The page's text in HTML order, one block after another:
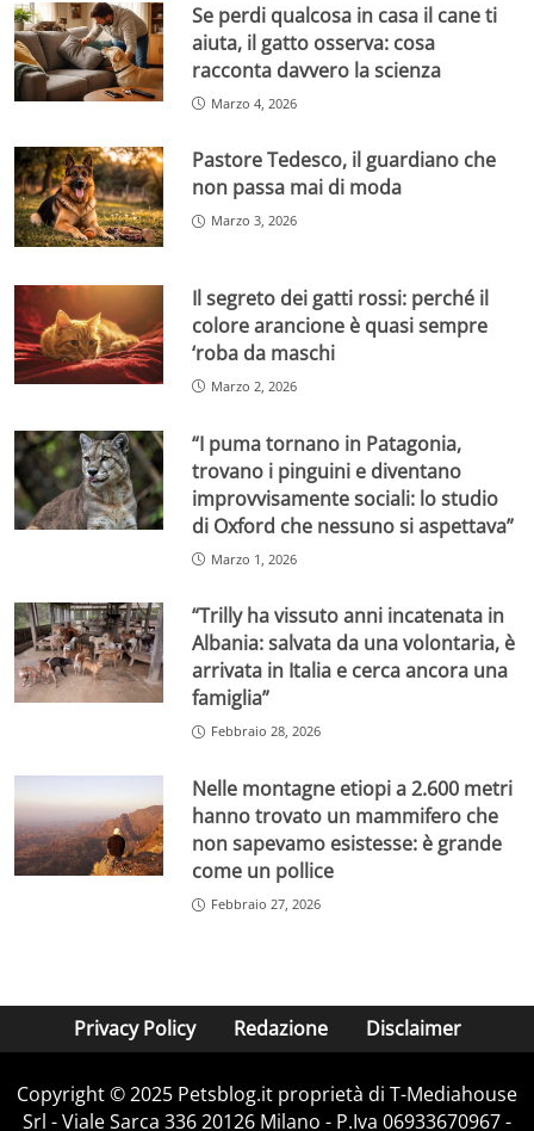
Se perdi qualcosa in casa il cane ti
aiuta, il gatto osserva: cosa
racconta davvero la scienza
Marzo 4, 2026
Pastore Tedesco, il guardiano che
non passa mai di moda
Marzo 3, 2026
Il segreto dei gatti rossi: perché il
colore arancione è quasi sempre
‘roba da maschi
Marzo 2, 2026
“I puma tornano in Patagonia,
trovano i pinguini e diventano
improvvisamente sociali: lo studio
di Oxford che nessuno si aspettava”
Marzo 1, 2026
“Trilly ha vissuto anni incatenata in
Albania: salvata da una volontaria, è
arrivata in Italia e cerca ancora una
famiglia”
Febbraio 28, 2026
Nelle montagne etiopi a 2.600 metri
hanno trovato un mammifero che
non sapevamo esistesse: è grande
come un pollice
Febbraio 27, 2026
Privacy Policy Redazione Disclaimer
Copyright © 2025 Petsblog.it proprietà di T-Mediahouse
Srl - Viale Sarca 336 20126 Milano - P.Iva 06933670967 -